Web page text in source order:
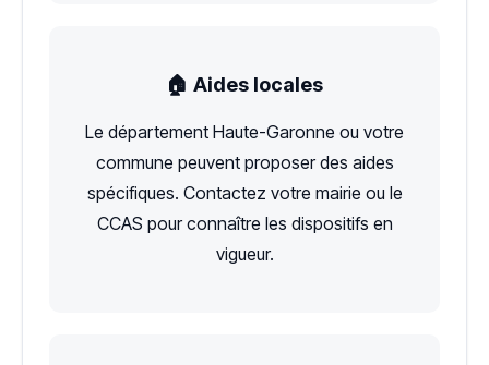
🏠 Aides locales
Le département Haute-Garonne ou votre
commune peuvent proposer des aides
spécifiques. Contactez votre mairie ou le
CCAS pour connaître les dispositifs en
vigueur.